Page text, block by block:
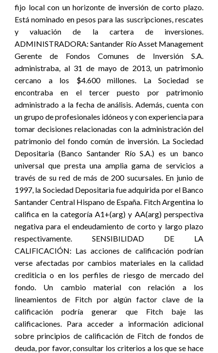
fijo local con un horizonte de inversión de corto plazo.
Está nominado en pesos para las suscripciones, rescates
y valuación de la cartera de inversiones.
ADMINISTRADORA: Santander Río Asset Management
Gerente de Fondos Comunes de Inversión S.A.
administraba, al 31 de mayo de 2013, un patrimonio
cercano a los $4.600 millones. La Sociedad se
encontraba en el tercer puesto por patrimonio
administrado a la fecha de análisis. Además, cuenta con
un grupo de profesionales idóneos y con experiencia para
tomar decisiones relacionadas con la administración del
patrimonio del fondo común de inversión. La Sociedad
Depositaria (Banco Santander Río S.A.) es un banco
universal que presta una amplia gama de servicios a
través de su red de más de 200 sucursales. En junio de
1997, la Sociedad Depositaria fue adquirida por el Banco
Santander Central Hispano de España. Fitch Argentina lo
califica en la categoría A1+(arg) y AA(arg) perspectiva
negativa para el endeudamiento de corto y largo plazo
respectivamente. SENSIBILIDAD DE LA
CALIFICACIÓN: Las acciones de calificación podrían
verse afectadas por cambios materiales en la calidad
crediticia o en los perfiles de riesgo de mercado del
fondo. Un cambio material con relación a los
lineamientos de Fitch por algún factor clave de la
calificación podría generar que Fitch baje las
calificaciones. Para acceder a información adicional
sobre principios de calificación de Fitch de fondos de
deuda, por favor, consultar los criterios a los que se hace